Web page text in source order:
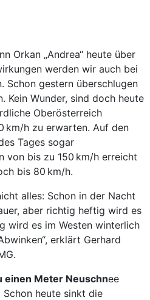
Orkan „Andrea“ heute über
werden wir auch bei
Schon gestern überschlugen
Kein Wunder, sind doch heute
Oberösterreich
km/h zu erwarten. Auf den
Tages sogar
von bis zu 150 km/h erreicht
bis 80 km/h.
alles: Schon in der Nacht
aber richtig heftig wird es
wird es im Westen winterlich
erklärt Gerhard
einen Meter Neuschnee
heute sinkt die